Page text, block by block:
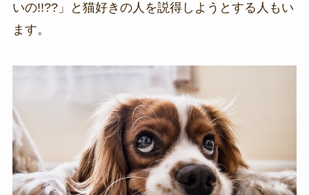
いの!!??」と猫好きの人を説得しようとする人もい
ます。